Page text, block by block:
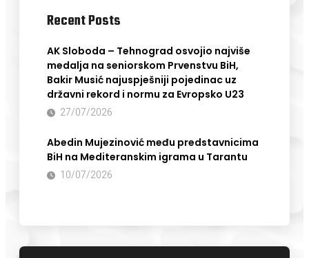
Recent Posts
AK Sloboda – Tehnograd osvojio najviše
medalja na seniorskom Prvenstvu BiH,
Bakir Musić najuspješniji pojedinac uz
državni rekord i normu za Evropsko U23
27/07/2026
Abedin Mujezinović među predstavnicima
BiH na Mediteranskim igrama u Tarantu
10/07/2026